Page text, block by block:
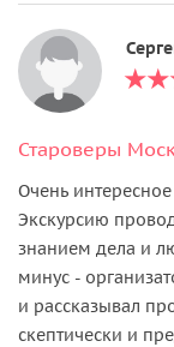
Очень
Экскурсию
знанием дела и
минус -
и рассказывал
скептически и